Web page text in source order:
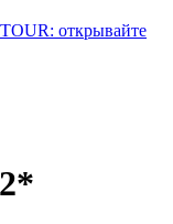
открывайте